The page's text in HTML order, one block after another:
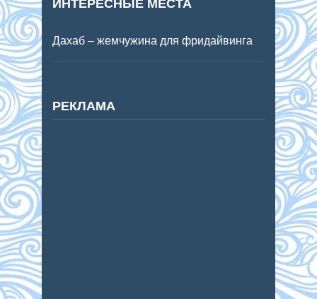
ИНТЕРЕСНЫЕ МЕСТА
Дахаб – жемчужина для фридайвинга
РЕКЛАМА